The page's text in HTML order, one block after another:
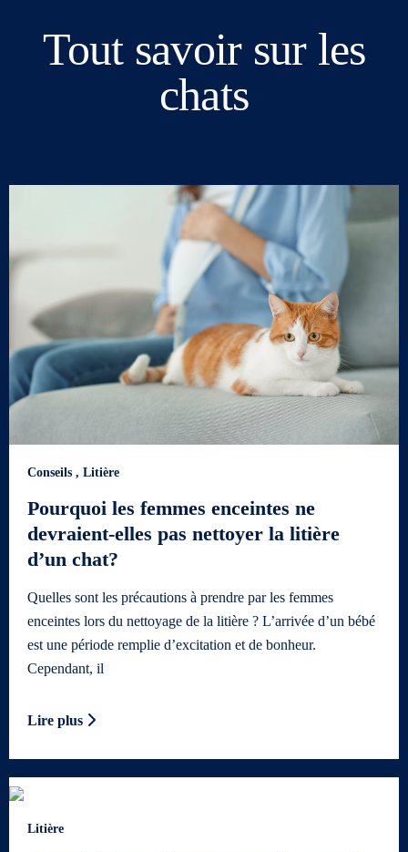
Tout savoir sur les
chats
Conseils , Litière
Pourquoi les femmes enceintes ne
devraient-elles pas nettoyer la litière
d’un chat?
Quelles sont les précautions à prendre par les femmes
enceintes lors du nettoyage de la litière ? L’arrivée d’un bébé
est une période remplie d’excitation et de bonheur.
Cependant, il
Lire plus
Litière